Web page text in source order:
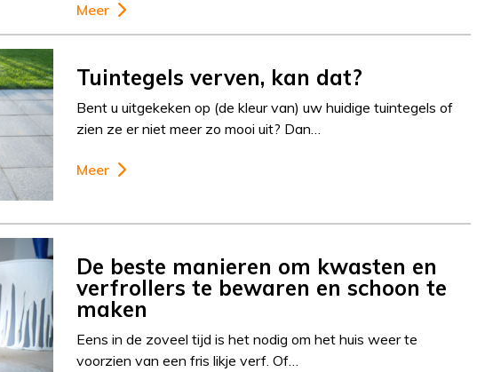
Meer
Tuintegels verven, kan dat?
Bent u uitgekeken op (de kleur van) uw huidige tuintegels of
zien ze er niet meer zo mooi uit? Dan…
Meer
De beste manieren om kwasten en
verfrollers te bewaren en schoon te
maken
Eens in de zoveel tijd is het nodig om het huis weer te
voorzien van een fris likje verf. Of…